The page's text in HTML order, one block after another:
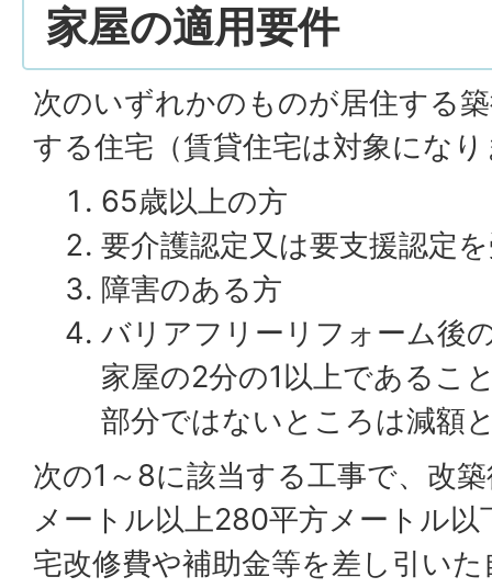
家屋の適用要件
次のいずれかのものが居住する
する住宅（賃貸住宅は対象にな
65歳以上の方
要介護認定又は要支援認定
障害のある方
バリアフリーリフォーム後
家屋の2分の1以上であるこ
部分ではないところは減額
次の1～8に該当する工事で、改
メートル以上280平方メートル
宅改修費や補助金等を差し引い